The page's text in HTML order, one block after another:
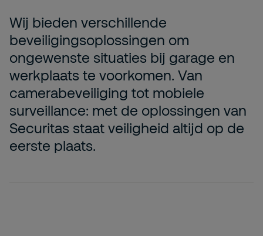
Wij bieden verschillende
beveiligingsoplossingen om
ongewenste situaties bij garage en
werkplaats te voorkomen. Van
camerabeveiliging tot mobiele
surveillance: met de oplossingen van
Securitas staat veiligheid altijd op de
eerste plaats.